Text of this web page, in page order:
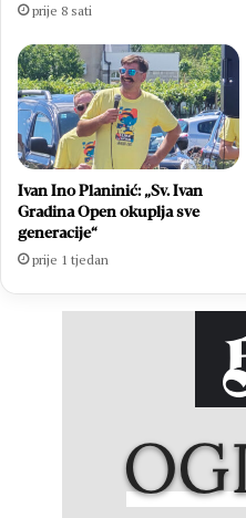
prije 8 sati
Ivan Ino Planinić: „Sv. Ivan
Gradina Open okuplja sve
generacije“
prije 1 tjedan